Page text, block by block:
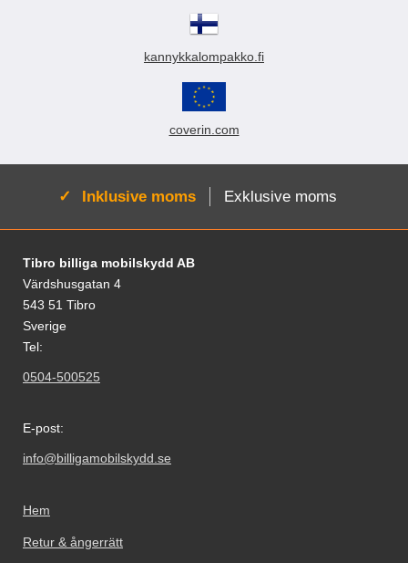
kannykkalompakko.fi
coverin.com
Aktiv:
Inklusive moms Exklusive moms
Sidfot Blandad info och länkar
Tibro billiga mobilskydd AB
Värdshusgatan 4
543 51 Tibro
Sverige
Tel:
0504-500525
E-post:
info@billigamobilskydd.se
Hem
Retur & ångerrätt